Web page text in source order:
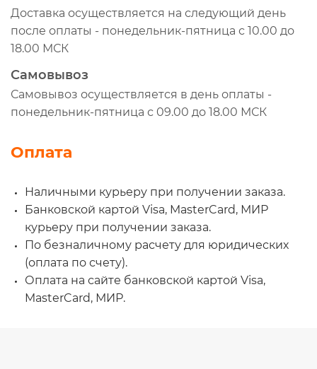
Доставка осуществляется на следующий день
после оплаты - понедельник-пятница с 10.00 до
18.00 МСК
Самовывоз
Самовывоз осуществляется в день оплаты -
понедельник-пятница с 09.00 до 18.00 МСК
Оплата
Наличными курьеру при получении заказа.
Банковской картой Visa, MasterCard, МИР
курьеру при получении заказа.
По безналичному расчету для юридических
(оплата по счету).
Оплата на сайте банковской картой Visa,
MasterCard, МИР.